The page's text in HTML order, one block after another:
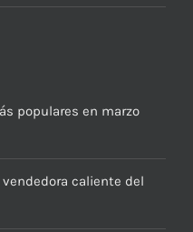
populares en marzo
caliente del